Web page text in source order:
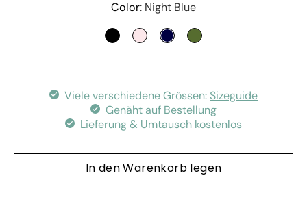
Color Night Blue
SCHWARZDAHLIA ROSE
NIGHT BLUE
OLIVE
Variante
Viele verschiedene Grössen: Sizeguide
Genäht auf Bestellung
Lieferung & Umtausch kostenlos
In den Warenkorb legen